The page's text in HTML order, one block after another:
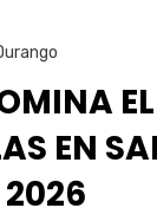
EN